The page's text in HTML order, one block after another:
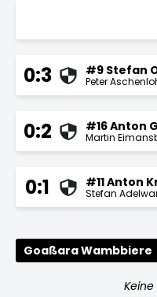
0:3 #9 Stefan
Peter
0:2 #16 Anton
Martin
0:1 #11 Anton
Stefan
Goaßara Wambbiere